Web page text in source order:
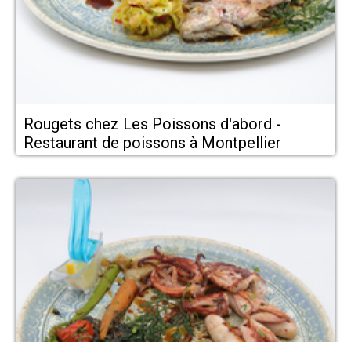
Rougets chez Les Poissons d'abord -
Restaurant de poissons à Montpellier